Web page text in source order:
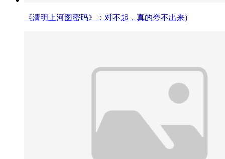
《清明上河图密码》：对不起，真的夸不出来)